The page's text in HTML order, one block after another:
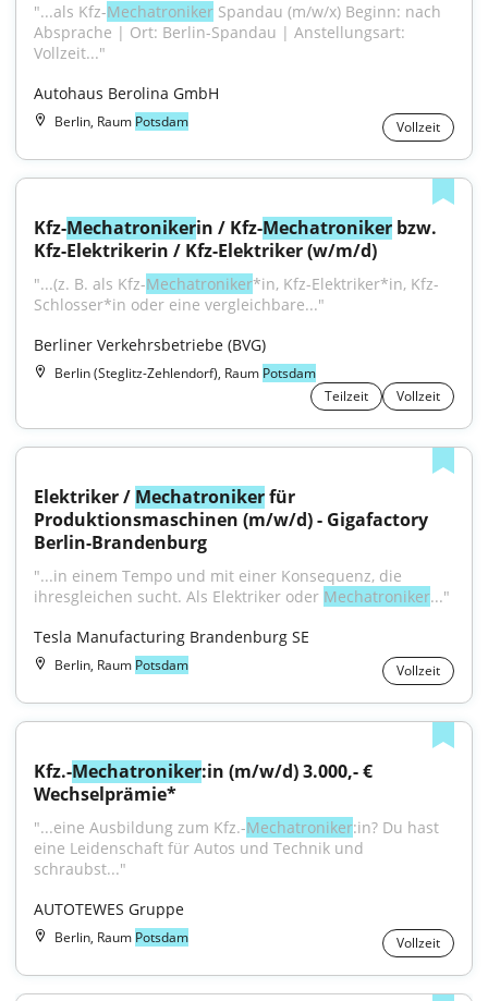
"...als Kfz-Mechatroniker Spandau (m/w/x) Beginn: nach
Absprache | Ort: Berlin-Spandau | Anstellungsart:
Vollzeit..."
Autohaus Berolina GmbH
Berlin, Raum Potsdam Vollzeit
Kfz-Mechatronikerin / Kfz-Mechatroniker bzw.
Kfz-Elektrikerin / Kfz-Elektriker (w/m/d)
"...(z. B. als Kfz-Mechatroniker*in, Kfz-Elektriker*in, Kfz-
Schlosser*in oder eine vergleichbare..."
Berliner Verkehrsbetriebe (BVG)
Berlin (Steglitz-Zehlendorf), Raum Potsdam
Teilzeit
Vollzeit
Elektriker / Mechatroniker für
Produktionsmaschinen (m/w/d) - Gigafactory
Berlin-Brandenburg
"...in einem Tempo und mit einer Konsequenz, die
ihresgleichen sucht. Als Elektriker oder Mechatroniker..."
Tesla Manufacturing Brandenburg SE
Berlin, Raum Potsdam Vollzeit
Kfz.-Mechatroniker:in (m/w/d) 3.000,- €
Wechselprämie*
"...eine Ausbildung zum Kfz.-Mechatroniker:in? Du hast
eine Leidenschaft für Autos und Technik und
schraubst..."
AUTOTEWES Gruppe
Berlin, Raum Potsdam Vollzeit